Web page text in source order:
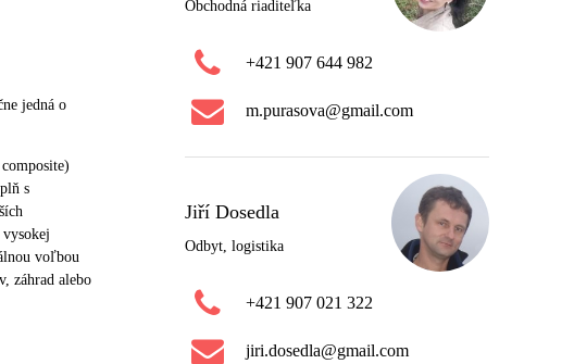
jedná o
s
voľbou
záhrad alebo
Obchodná riaditeľka
+421 907 644 982
m.purasova@gmail.com
Jiří Dosedla
Odbyt, logistika
+421 907 021 322
jiri.dosedla@gmail.com